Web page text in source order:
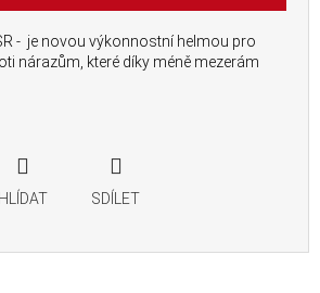
- je novou výkonnostní helmou pro
nárazům, které díky méně mezerám
HLÍDAT SDÍLET